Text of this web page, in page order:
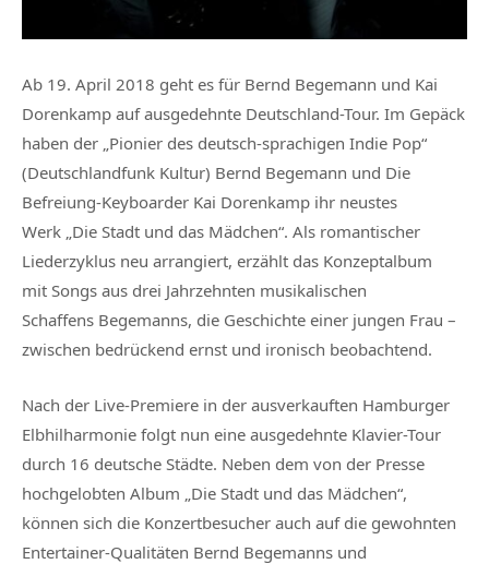
Ab 19. April 2018 geht es für Bernd Begemann und Kai
Dorenkamp auf ausgedehnte Deutschland-Tour. Im Gepäck
haben der „Pionier des deutsch-sprachigen Indie Pop“
(Deutschlandfunk Kultur) Bernd Begemann und Die
Befreiung-Keyboarder Kai Dorenkamp ihr neustes
Werk „Die Stadt und das Mädchen“. Als romantischer
Liederzyklus neu arrangiert, erzählt das Konzeptalbum
mit Songs aus drei Jahrzehnten musikalischen
Schaffens Begemanns, die Geschichte einer jungen Frau –
zwischen bedrückend ernst und ironisch beobachtend.
Nach der Live-Premiere in der ausverkauften Hamburger
Elbhilharmonie folgt nun eine ausgedehnte Klavier-Tour
durch 16 deutsche Städte. Neben dem von der Presse
hochgelobten Album „Die Stadt und das Mädchen“,
können sich die Konzertbesucher auch auf die gewohnten
Entertainer-Qualitäten Bernd Begemanns und